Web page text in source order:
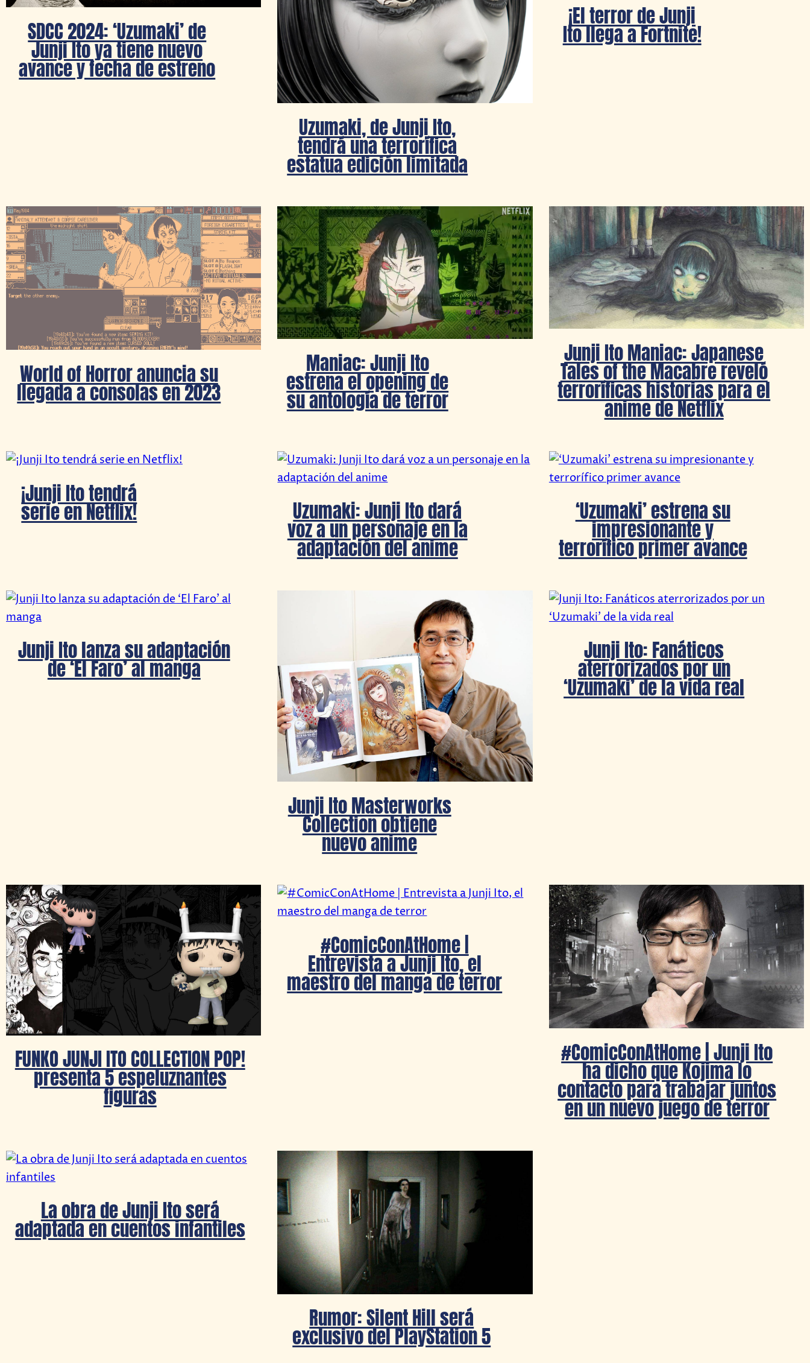
SDCC 2024: ‘Uzumaki’ de
Junji Ito ya tiene nuevo
avance y fecha de estreno
Uzumaki, de Junji Ito,
tendrá una terrorífica
estatua edición limitada
¡El terror de Junji
Ito llega a Fortnite!
World of Horror anuncia su
llegada a consolas en 2023
Maniac: Junji Ito
estrena el opening de
su antología de terror
Junji Ito Maniac: Japanese
Tales of the Macabre reveló
terroríficas historias para el
anime de Netflix
¡Junji Ito tendrá
serie en Netflix! Uzumaki: Junji Ito dará
voz a un personaje en la
adaptación del anime
‘Uzumaki’ estrena su
impresionante y
terrorífico primer avance
Junji Ito lanza su adaptación
de ‘El Faro’ al manga
Junji Ito Masterworks
Collection obtiene
nuevo anime
Junji Ito: Fanáticos
aterrorizados por un
‘Uzumaki’ de la vida real
FUNKO JUNJI ITO COLLECTION POP!
presenta 5 espeluznantes
figuras
#ComicConAtHome |
Entrevista a Junji Ito, el
maestro del manga de terror
#ComicConAtHome | Junji Ito
ha dicho que Kojima lo
contacto para trabajar juntos
en un nuevo juego de terror
La obra de Junji Ito será
adaptada en cuentos infantiles
Rumor: Silent Hill será
exclusivo del PlayStation 5